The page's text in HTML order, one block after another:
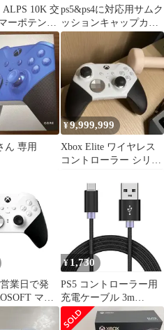
ALPS 10K 交
ーポテンシ
ンサ G221
ps5&ps4に対応用サムク
ッションキャップカバ
ーサムグリップ三つの
高さ、Xbox Core&Xbox
Oneエリートシリーズ2
ワイヤレスコントロー
ラー用サムスティック
グリップカバー、
Switch Pro 用サムグリ
ップ キャップArmor-ホ
ワイト
ん 専用
¥9,999,999
Xbox Elite ワイヤレス
コントローラー シリー
営業日で発
マイ
Xbox Elite
コントロー
¥1,730
PS5 コントローラー用
充電ケーブル 3m
SIKAMI USB Type C ケ
ーブル Xbox Elite ワイ